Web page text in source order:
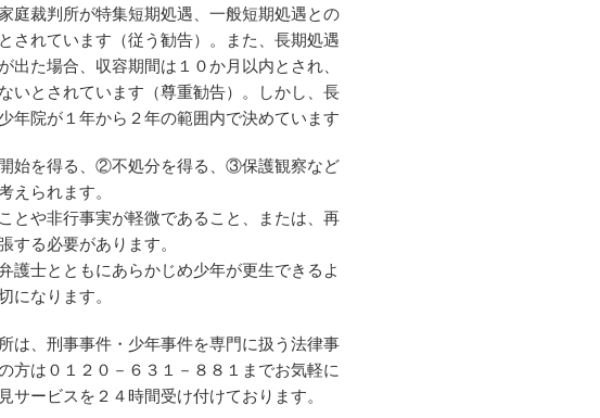
庭裁判所が特集短期処遇、一般短期処遇との
されています（従う勧告）。また、長期処遇
た場合、収容期間は１０か月以内とされ、
いとされています（尊重勧告）。しかし、長
年院が１年から２年の範囲内で決めています
始を得る、②不処分を得る、③保護観察など
られます。
とや非行事実が軽微であること、または、再
る必要があります。
護士とともにあらかじめ少年が更生できるよ
になります。
は、刑事事件・少年事件を専門に扱う法律事
方は０１２０－６３１－８８１までお気軽に
ービスを２４時間受け付けております。